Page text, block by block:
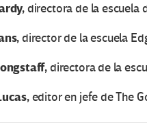
directora de la escuela
director de la escuela
directora de la
editor en jefe de The